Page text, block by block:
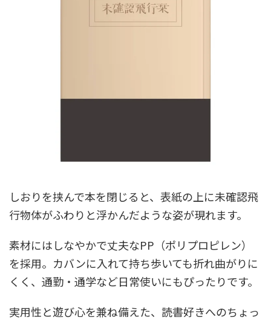
しおりを挟んで本を閉じると、表紙の上に未確認飛
行物体がふわりと浮かんだような姿が現れます。
素材にはしなやかで丈夫なPP（ポリプロピレン）
を採用。カバンに入れて持ち歩いても折れ曲がりに
くく、通勤・通学など日常使いにもぴったりです。
実用性と遊び心を兼ね備えた、読書好きへのちょっ